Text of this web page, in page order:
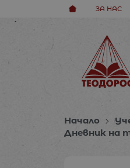
ЗА НАС
Начало
Дневник на